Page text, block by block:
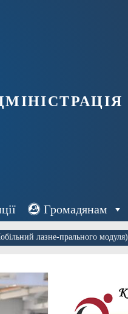
Громадянам
лазне-прального модуля)